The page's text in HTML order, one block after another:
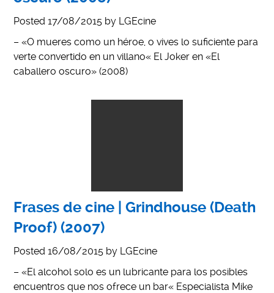
Posted17/08/2015 by LGEcine
– «O mueres como un héroe, o vives lo suficiente para
verte convertido en un villano« El Joker en «El
caballero oscuro» (2008)
Frases de cine | Grindhouse (Death
Proof) (2007)
Posted16/08/2015 by LGEcine
– «El alcohol solo es un lubricante para los posibles
encuentros que nos ofrece un bar« Especialista Mike